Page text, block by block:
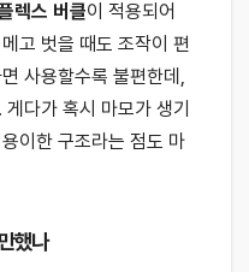
렉스 버클이 적용되어
고 벗을 때도 조작이 편
사용할수록 불편한데,
다가 혹시 마모가 생기
이한 구조라는 점도 마
했나